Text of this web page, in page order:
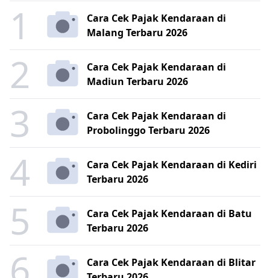
1
Cara Cek Pajak Kendaraan di
Malang Terbaru 2026
2
Cara Cek Pajak Kendaraan di
Madiun Terbaru 2026
3
Cara Cek Pajak Kendaraan di
Probolinggo Terbaru 2026
4
Cara Cek Pajak Kendaraan di Kediri
Terbaru 2026
5
Cara Cek Pajak Kendaraan di Batu
Terbaru 2026
Cara Cek Pajak Kendaraan di Blitar